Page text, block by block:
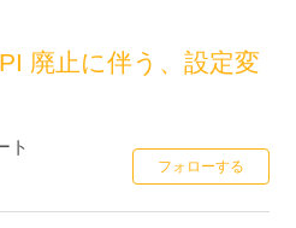
廃止に伴う、設定変
ト
フォローする